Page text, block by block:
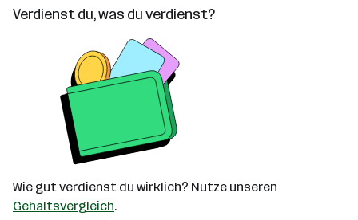
Verdienst du, was du verdienst?
Wie gut verdienst du wirklich? Nutze unseren
Gehaltsvergleich.